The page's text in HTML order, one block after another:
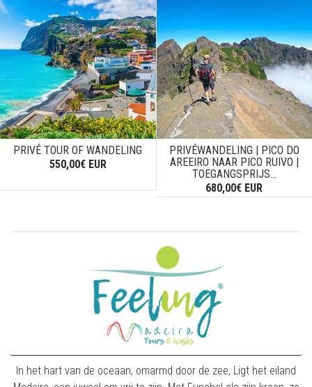
PRIVÉ TOUR OF WANDELING
550,00€ EUR
PRIVÉWANDELING | PICO DO
AREEIRO NAAR PICO RUIVO |
TOEGANGSPRIJS...
680,00€ EUR
In het hart van de oceaan, omarmd door de zee, Ligt het eiland